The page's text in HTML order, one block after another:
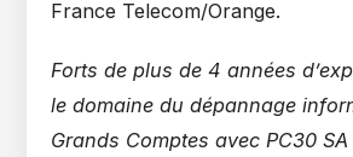
France Telecom/Orange.
Forts de plus de 4 années
le domaine du dépannage
Grands Comptes avec PC30